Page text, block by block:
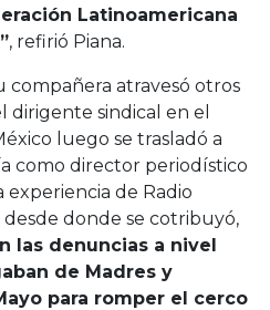
Latinoamericana
, refirió Piana.
compañera atravesó otros
dirigente sindical en el
luego se trasladó a
como director periodístico
de Radio
donde se cotribuyó,
las denuncias a nivel
de Madres y
para romper el cerco